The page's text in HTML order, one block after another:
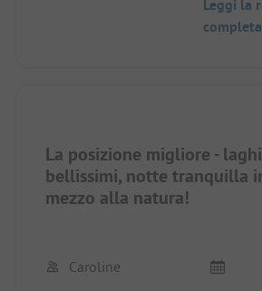
regolare la temperatura dell'acqua.
Le piazzole sono completamente
Il market è piccolo ma
piccola piscina è ben tenuta e
Purtroppo qui non amano la lingua
È comunque un ottimo posto,
Leggi la
completa
La posizione migliore - laghi
bellissimi, notte tranquilla
mezzo alla natura!
Caroline